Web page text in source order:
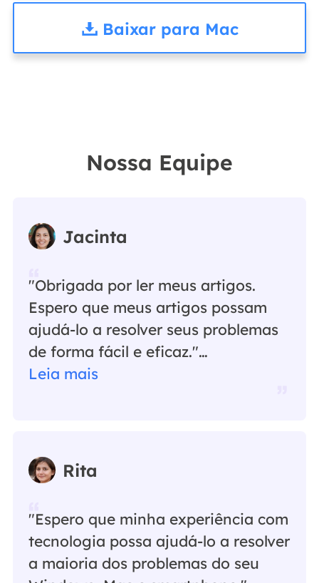
Baixar para Mac
Nossa Equipe
Jacinta
"Obrigada por ler meus artigos.
Espero que meus artigos possam
ajudá-lo a resolver seus problemas
de forma fácil e eficaz."…
Leia mais
Rita
"Espero que minha experiência com
tecnologia possa ajudá-lo a resolver
a maioria dos problemas do seu